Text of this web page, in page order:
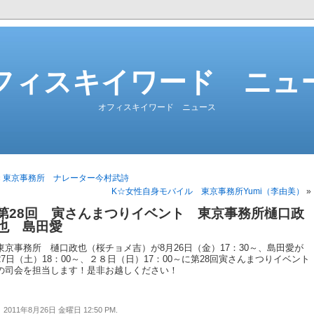
ィスキイワード ニュ
オフィスキイワード ニュース
東京事務所 ナレーター今村武詩
K☆女性自身モバイル 東京事務所Yumi（李由美）
»
28回 寅さんまつりイベント 東京事務所樋口政
島田愛
京事務所 樋口政也（桜チョメ吉）が8月26日（金）17：30～、島田愛が
日（土）18：00～、２８日（日）17：00～に第28回寅さんまつりイベント
司会を担当します！是非お越しください！
2011年8月26日 金曜日 12:50 PM.